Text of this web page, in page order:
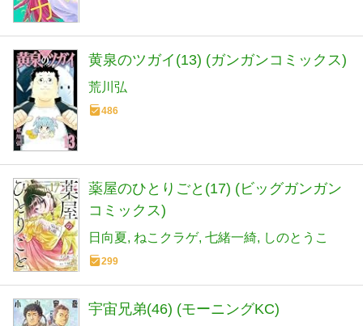
黄泉のツガイ(13) (ガンガンコミックス)
荒川弘
486
薬屋のひとりごと(17) (ビッグガンガン
コミックス)
日向夏 ねこクラゲ 七緒一綺 しのとうこ
299
宇宙兄弟(46) (モーニングKC)